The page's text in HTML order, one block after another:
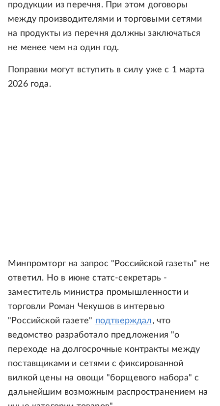
продукции из перечня. При этом договоры
между производителями и торговыми сетями
на продукты из перечня должны заключаться
не менее чем на один год.
Поправки могут вступить в силу уже с 1 марта
2026 года.
Минпромторг на запрос "Российской газеты" не
ответил. Но в июне статс-секретарь -
заместитель министра промышленности и
торговли Роман Чекушов в интервью
"Российской газете" подтверждал, что
ведомство разработало предложения "о
переходе на долгосрочные контракты между
поставщиками и сетями с фиксированной
вилкой цены на овощи "борщевого набора" с
дальнейшим возможным распространением на